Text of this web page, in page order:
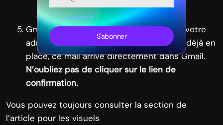
OVH(pas celui de l’espace client)
Connexion sécurisée SSL
Gmail envoie un mail de vérification sur votre
adresse OVH. Comme la redirection est déjà en
place, ce mail arrive directement dans Gmail.
N’oubliez pas de cliquer sur le lien de
confirmation.
Vous pouvez toujours consulter la section de
l’article pour les visuels
Confidentialité.
S'abonner